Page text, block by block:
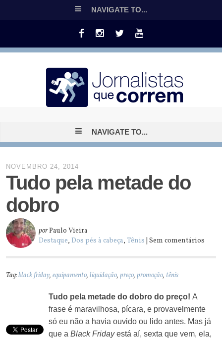
NAVIGATE TO...
NAVIGATE TO...
NOVEMBRO 24, 2014
Tudo pela metade do
dobro
porPaulo Vieira
Destaque,Dos pés à cabeça,Tênis | Sem comentários
Tag:black friday,equipamento,liquidação,preço,promoção,tênis
Tudo pela metade do dobro do preço! A
frase é maravilhosa, pícara, e provavelmente
só eu não a havia ouvido ou lido antes. Mas já
que a Black Fridayestá aí, sexta que vem, ela,